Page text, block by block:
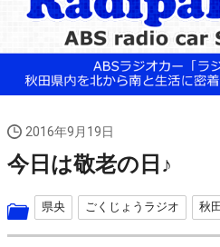
2016年9月19日
今日は敬老の日♪
県央 ごくじょうラジオ 秋